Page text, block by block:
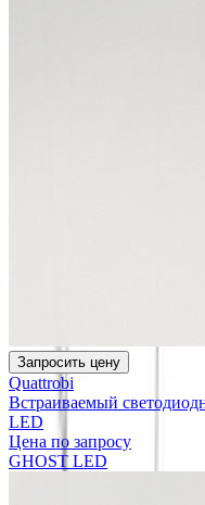
Запросить цену
Quattrobi
Встраиваемый
LED
Цена по запросу
GHOST LED